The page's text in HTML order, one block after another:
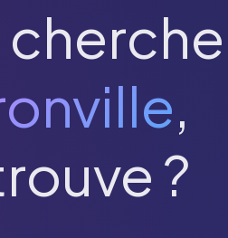
,
?